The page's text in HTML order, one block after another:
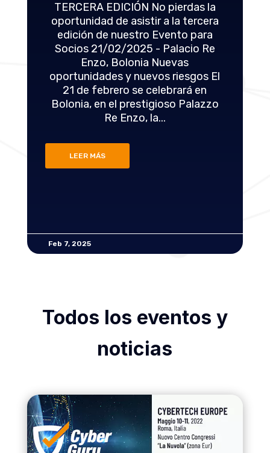
TERCERA EDICIÓN No pierdas la
oportunidad de asistir a la tercera
edición de nuestro Evento para
Socios 21/02/2025 - Palacio Re
Enzo, Bolonia Nuevas
oportunidades y nuevos riesgos El
21 de febrero se celebrará en
Bolonia, en el prestigioso Palazzo
Re Enzo, la...
LEER MÁS
Feb 7, 2025
Todos los eventos y
noticias